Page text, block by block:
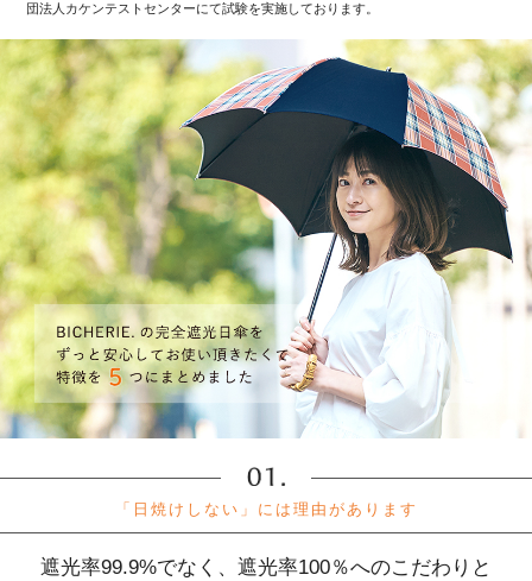
団法人カケンテストセンターにて試験を実施しております。
「日焼けしない」には理由があります
遮光率99.9%でなく、遮光率100％へのこだわりと